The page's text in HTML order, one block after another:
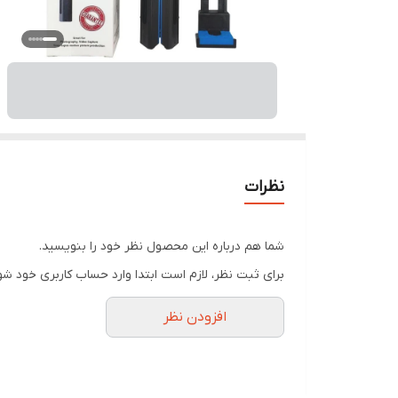
نظرات
شما هم درباره این محصول نظر خود را بنویسید.
برای ثبت نظر، لازم است ابتدا وارد حساب کاربری خود
افزودن نظر